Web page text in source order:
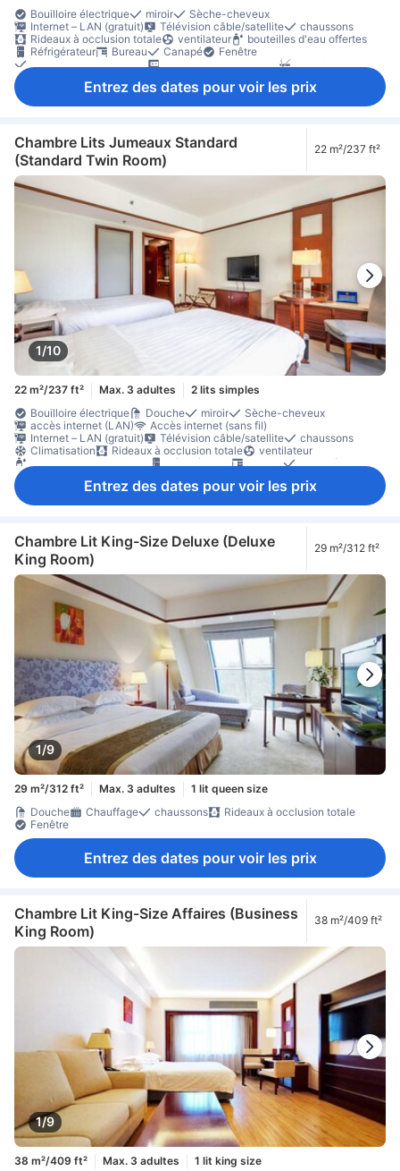
Bouilloire électrique miroir
Sèche-cheveux
Internet – LAN (gratuit)
Télévision câble/satellite
chaussons
Rideaux à occlusion totale
ventilateur
bouteilles d'eau offertes
Réfrigérateur
Bureau Canapé
Fenêtre
Portant pour vêtements
Entrez des dates pour voir les prix
Chambre Lits Jumeaux Standard
(Standard Twin Room)
22 m²/237 ft²
1/10
22 m²/237 ft² Max. 3 adultes
2 lits simples
Bouilloire électrique
Douche miroir
Sèche-cheveux
accès internet (LAN)
Accès internet (sans fil)
Internet – LAN (gratuit)
Télévision câble/satellite
chaussons
Climatisation
Rideaux à occlusion totale
ventilateur
Réfrigérateur
Canapé
Non-fumeurEntrez des dates pour voir les prix
Chambre Lit King-Size Deluxe (Deluxe
King Room)
29 m²/312 ft²
1/9
29 m²/312 ft² Max. 3 adultes
1 lit queen size
Douche
Chauffage chaussons
Rideaux à occlusion totale
Fenêtre
Entrez des dates pour voir les prix
Chambre Lit King-Size Affaires (Business
King Room)
38 m²/409 ft²
1/9
38 m²/409 ft² Max. 3 adultes
1 lit king size